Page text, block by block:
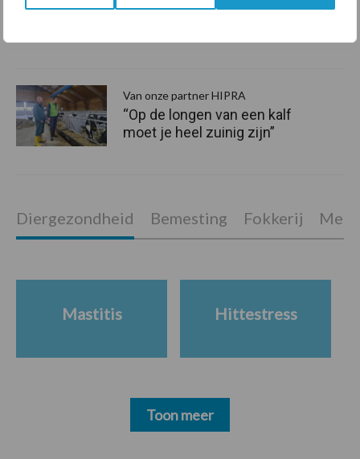
Optimale vulling van
Van onze partner HIPRA
“Op de longen van een kalf
moet je heel zuinig zijn”
Diergezondheid Bemesting Fokkerij
Mastitis Hittestress
Toon meer